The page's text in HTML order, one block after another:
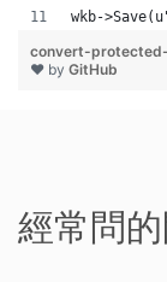
wkb-
convert-
❤ by GitHub
經常問